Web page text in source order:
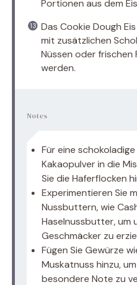
Portionen aus dem
Das Cookie Dough
mit zusätzlichen
Nüssen oder
werden.
Notes
Für eine
Kakaopulver in die
Sie die Haferflocken
Experimentieren Sie
Nussbuttern, wie
Haselnussbutter, um
Geschmäcker zu
Fügen Sie Gewürze
Muskatnuss hinzu,
besondere Note zu